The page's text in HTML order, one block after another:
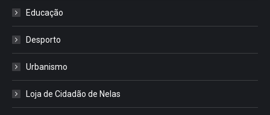
Educação
Desporto
Urbanismo
Loja de Cidadão de Nelas